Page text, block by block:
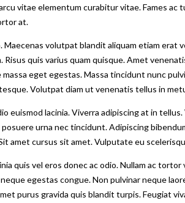
vitae elementum curabitur vitae. Fames
at.
volutpat blandit aliquam etiam
quis varius quam quisque. Amet
eget egestas. Massa tincidunt nunc
Volutpat diam ut venenatis tellus in
euismod lacinia. Viverra adipiscing at in
posuere urna nec tincidunt. Adipiscing
amet cursus sit amet. Vulputate eu
quis vel eros donec ac odio. Nullam ac
egestas congue. Non pulvinar neque
purus gravida quis blandit turpis. Feugiat